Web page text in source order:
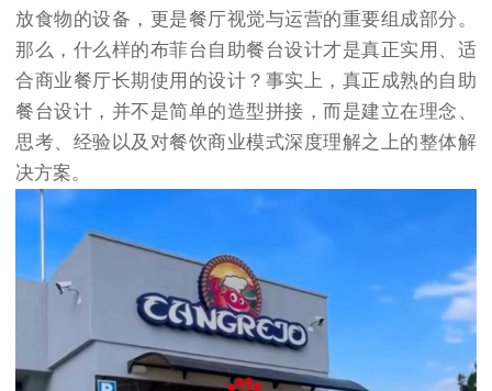
放食物的设备，更是餐厅视觉与运营的重要组成部分。
那么，什么样的布菲台自助餐台设计才是真正实用、适
合商业餐厅长期使用的设计？事实上，真正成熟的自助
餐台设计，并不是简单的造型拼接，而是建立在理念、
思考、经验以及对餐饮商业模式深度理解之上的整体解
决方案。